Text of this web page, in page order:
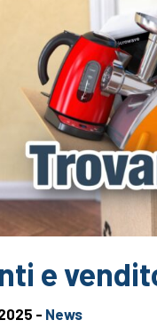
e
- News